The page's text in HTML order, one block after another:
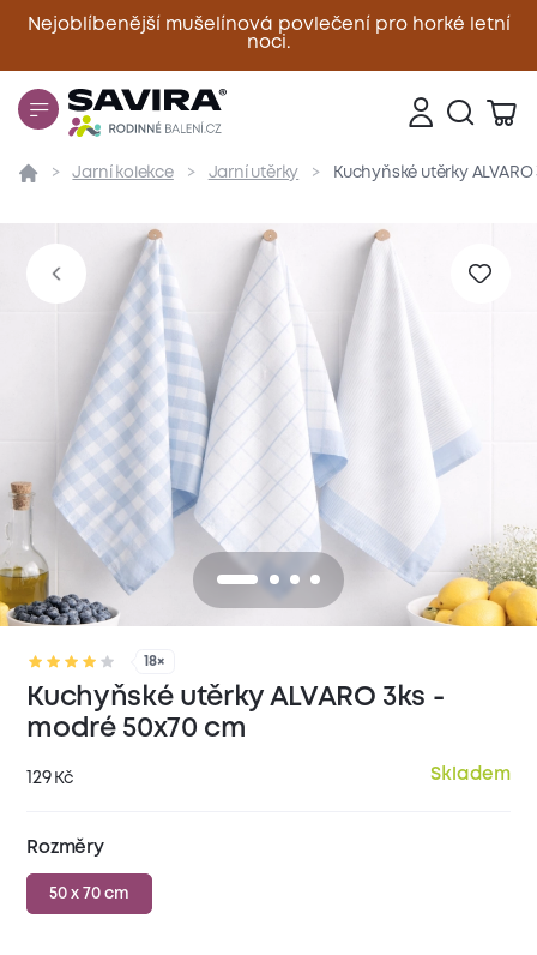
Nejoblíbenější mušelínová povlečení pro horké letní
noci.
Zavřít
Přehled Parametry Popis produktu
Jarní kolekce Jarní utěrky Kuchyňské utěrky
18×
Kuchyňské utěrky ALVARO 3ks -
modré 50x70 cm
129 Kč Skladem
Rozměry
50 x 70 cm